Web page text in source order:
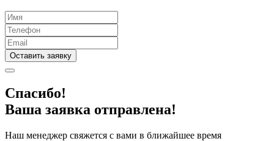
Оставить заявку
Спасибо!
Ваша заявка отправлена!
Наш менеджер свяжется с вами в ближайшее время